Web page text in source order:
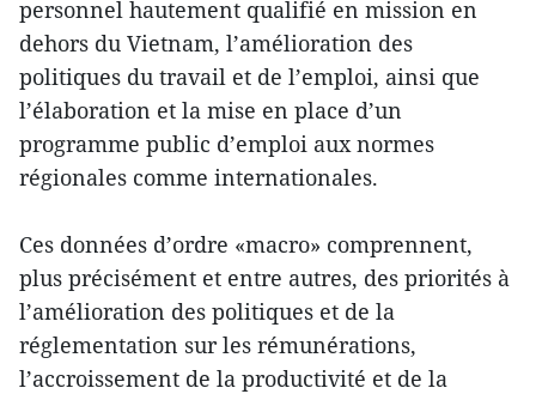
personnel hautement qualifié en mission en
dehors du Vietnam, l’amélioration des
politiques du travail et de l’emploi, ainsi que
l’élaboration et la mise en place d’un
programme public d’emploi aux normes
régionales comme internationales.
Ces données d’ordre «macro» comprennent,
plus précisément et entre autres, des priorités à
l’amélioration des politiques et de la
réglementation sur les rémunérations,
l’accroissement de la productivité et de la